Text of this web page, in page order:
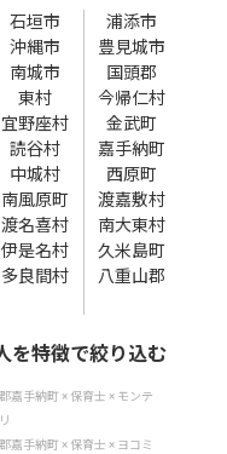
石垣市
浦添市
沖縄市
豊見城市
南城市
国頭郡
東村
今帰仁村
宜野座村
金武町
読谷村
嘉手納町
中城村
西原町
南風原町
渡嘉敷村
渡名喜村
南大東村
伊是名村
久米島町
多良間村
八重山郡
を特徴で絞り込む
嘉手納町 × 保育士 × モンテ
嘉手納町 × 保育士 × ヨコミ